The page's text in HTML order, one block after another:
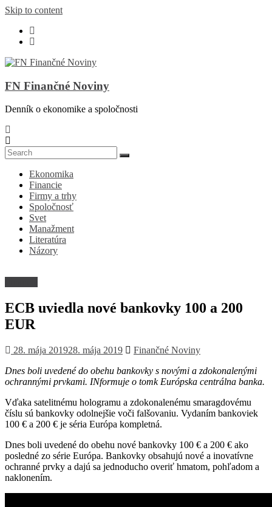
Skip to content
FN Finančné Noviny
Denník o ekonomike a spoločnosti
Ekonomika
Financie
Firmy a trhy
Spoločnosť
Svet
Manažment
Literatúra
Názory
ECB uviedla nové bankovky 100 a 200
EUR
28. mája 201928. mája 2019
Finančné Noviny
Dnes boli uvedené do obehu bankovky s novými a zdokonalenými
ochrannými prvkami. INformuje o tomk Európska centrálna banka.
Vďaka satelitnému hologramu a zdokonalenému smaragdovému
číslu sú bankovky odolnejšie voči falšovaniu. Vydaním bankoviek
100 € a 200 € je séria Európa kompletná.
Dnes boli uvedené do obehu nové bankovky 100 € a 200 € ako
posledné zo série Európa. Bankovky obsahujú nové a inovatívne
ochranné prvky a dajú sa jednoducho overiť hmatom, pohľadom a
naklonením.